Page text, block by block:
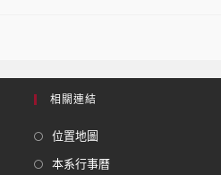
相關連結
位置地圖
本系行事曆